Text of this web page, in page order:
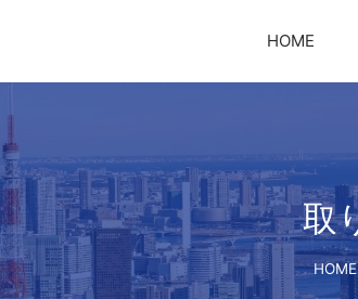
HOME
取
HOME